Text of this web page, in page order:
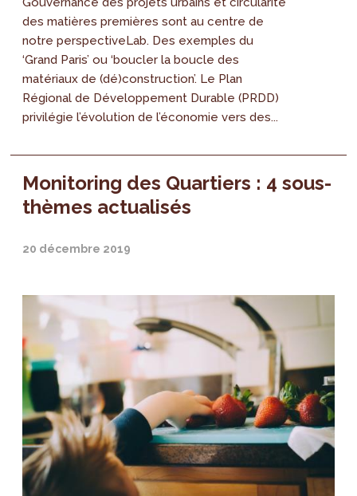
des matières premières sont au centre de
notre perspectiveLab. Des exemples du
‘Grand Paris’ ou ‘boucler la boucle des
matériaux de (dé)construction’. Le Plan
Régional de Développement Durable (PRDD)
privilégie l’évolution de l’économie vers des...
Monitoring des Quartiers : 4 sous-
thèmes actualisés
20 décembre 2019